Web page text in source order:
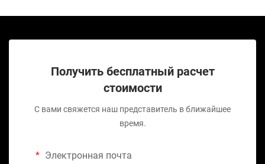
Получить бесплатный расчет
стоимости
С вами свяжется наш представитель в ближайшее
время.
Электронная почта